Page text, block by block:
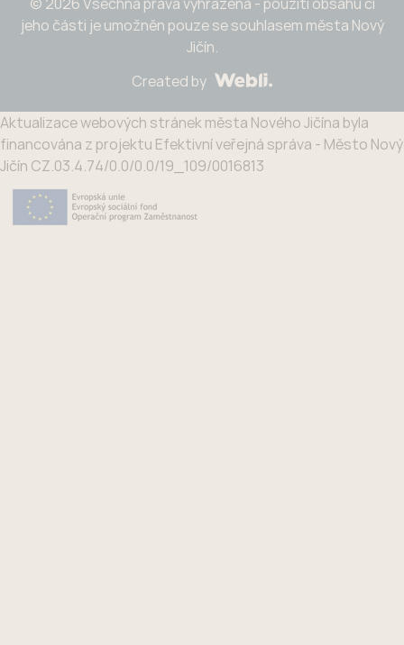
jeho části je umožněn pouze se souhlasem města Nový
Jičín.
Created by
Aktualizace webových stránek města Nového Jičína byla
financována z projektu Efektivní veřejná správa - Město Nový
Jičín CZ.03.4.74/0.0/0.0/19_109/0016813